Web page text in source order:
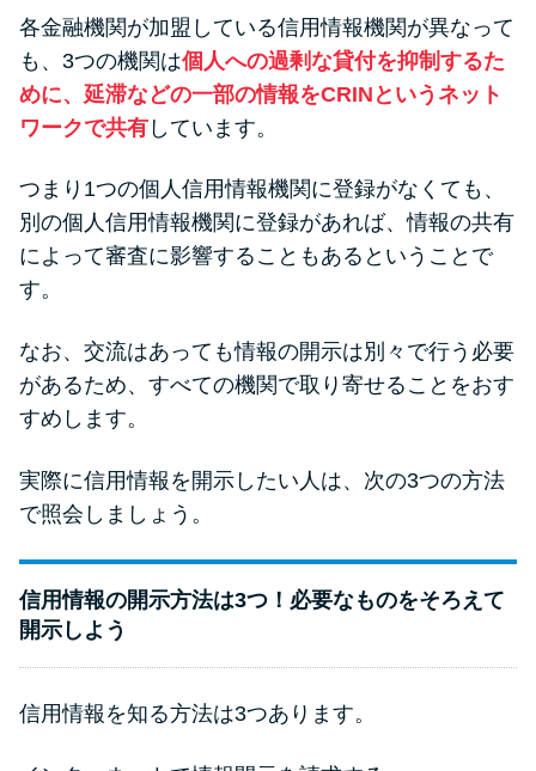
各金融機関が加盟している信用情報機関が異なって
も、3つの機関は個人への過剰な貸付を抑制するた
めに、延滞などの一部の情報をCRINというネット
ワークで共有 しています。
つまり1つの個人信用情報機関に登録がなくても、
別の個人信用情報機関に登録があれば、情報の共有
によって審査に影響することもあるということで
す。
なお、交流はあっても情報の開示は別々で行う必要
があるため、すべての機関で取り寄せることをおす
すめします。
実際に信用情報を開示したい人は、次の3つの方法
で照会しましょう。
信用情報の開示方法は3つ！必要なものをそろえて
開示しよう
信用情報を知る方法は3つあります。